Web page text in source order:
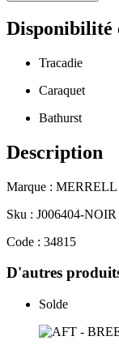
Disponibilité
Tracadie
Caraquet
Bathurst
Description
Marque : MERRELL
Sku : J006404-NOIR
Code : 34815
D'autres
Solde